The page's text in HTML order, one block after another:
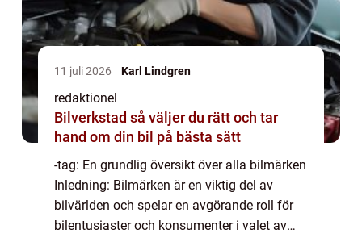
11 juli 2026 Karl Lindgren
redaktionel
Bilverkstad så väljer du rätt och tar
hand om din bil på bästa sätt
-tag: En grundlig översikt över alla bilmärken
Inledning: Bilmärken är en viktig del av
bilvärlden och spelar en avgörande roll för
bilentusiaster och konsumenter i valet av